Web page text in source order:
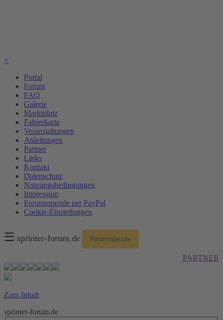
×
Portal
Forum
FAQ
Galerie
Marktplatz
Fahrerkarte
Veranstaltungen
Anleitungen
Partner
Links
Kontakt
Datenschutz
Nutzungsbedingungen
Impressum
Forumsspende per PayPal
Cookie-Einstellungen
☰ sprinter-forum.de Forumsspende
PARTNER
Zum Inhalt
sprinter-forum.de